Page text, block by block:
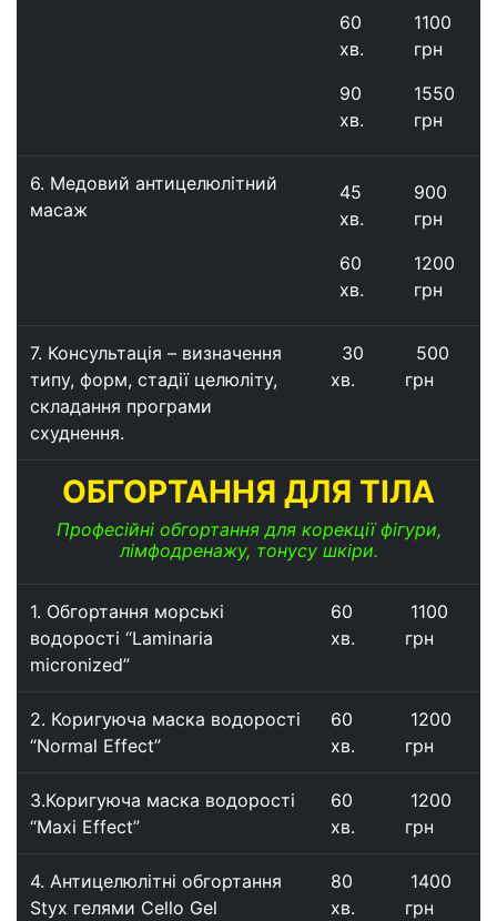
60
хв.
90
хв.
1100
грн
1550
грн
6. Медовий антицелюлітний
масаж
45
хв.
60
хв.
900
грн
1200
грн
7. Консультація – визначення
типу, форм, стадії целюліту,
складання програми
схуднення.
30
хв.
500
грн
ОБГОРТАННЯ ДЛЯ ТІЛА
Професійні обгортання для корекції фігури,
лімфодренажу, тонусу шкіри.
1. Обгортання морські
водорості “Laminaria
micronized”
60
хв.
1100
грн
2. Коригуюча маска водорості
“Normal Effect”
60
хв.
1200
грн
3.Коригуюча маска водорості
“Maxi Effect”
60
хв.
1200
грн
4. Антицелюлітні обгортання
Styx гелями Cello Gel
80
хв.
1400
грн